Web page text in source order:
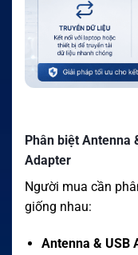
Phân biệt Antenna
Adapter
Người mua cần
giống nhau:
Antenna & USB